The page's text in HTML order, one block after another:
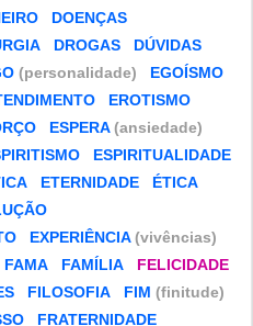
DOENÇAS
DROGAS
DÚVIDAS
(personalidade)
EGOÍSMO
EROTISMO
ESPERA(ansiedade)
ESPIRITUALIDADE
ETERNIDADE
ÉTICA
EXPERIÊNCIA(vivências)
FAMA FAMÍLIA
FELICIDADE
FILOSOFIA FIM (finitude)
FRATERNIDADE